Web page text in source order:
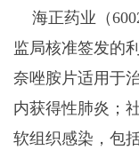
海正药业（
监局核准签发的
奈唑胺片适用于
内获得性肺炎；
软组织感染，包